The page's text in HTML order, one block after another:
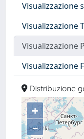
Visualizzazione
Visualizzazione
Visualizzazione
Visualizzazione
Distribuzione
+
–